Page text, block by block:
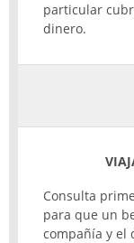
particular
dinero.
Consulta
para que un
compañía y el